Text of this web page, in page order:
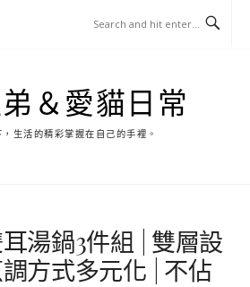
＆愛貓日常
生活的精彩掌握在自己的手裡。
湯鍋3件組 | 雙層設
方式多元化 | 不佔